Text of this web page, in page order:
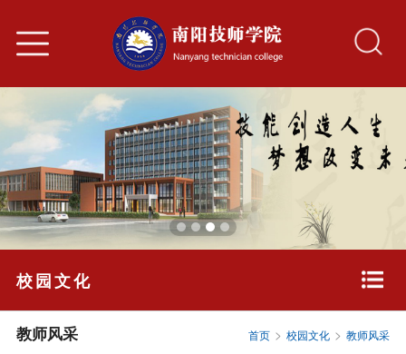
校园文化
教师风采 首页 > 校园文化 > 教师风采